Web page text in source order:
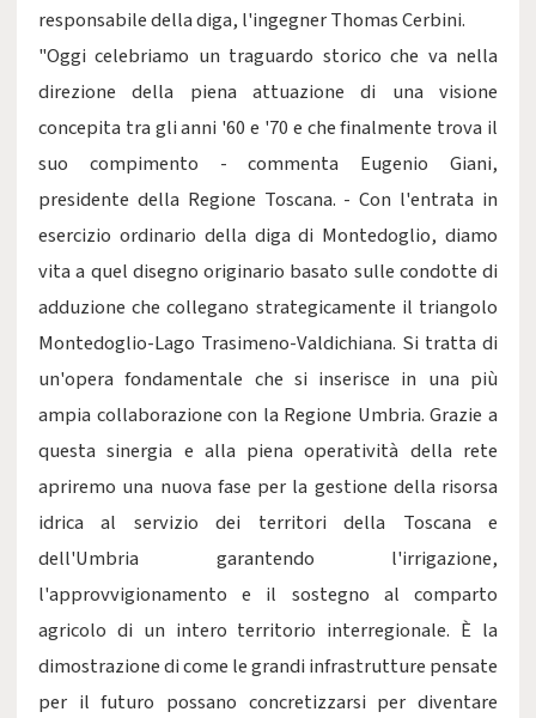
responsabile della diga, l'ingegner Thomas Cerbini.
"Oggi celebriamo un traguardo storico che va nella
direzione della piena attuazione di una visione
concepita tra gli anni '60 e '70 e che finalmente trova il
suo compimento - commenta Eugenio Giani,
presidente della Regione Toscana. - Con l'entrata in
esercizio ordinario della diga di Montedoglio, diamo
vita a quel disegno originario basato sulle condotte di
adduzione che collegano strategicamente il triangolo
Montedoglio-Lago Trasimeno-Valdichiana. Si tratta di
un'opera fondamentale che si inserisce in una più
ampia collaborazione con la Regione Umbria. Grazie a
questa sinergia e alla piena operatività della rete
apriremo una nuova fase per la gestione della risorsa
idrica al servizio dei territori della Toscana e
dell'Umbria garantendo l'irrigazione,
l'approvvigionamento e il sostegno al comparto
agricolo di un intero territorio interregionale. È la
dimostrazione di come le grandi infrastrutture pensate
per il futuro possano concretizzarsi per diventare